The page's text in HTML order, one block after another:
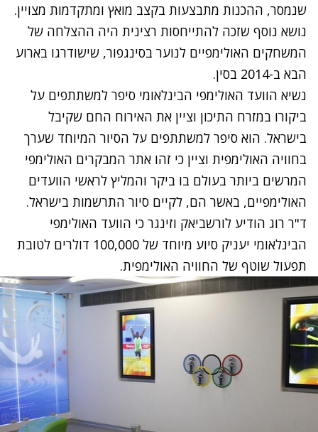
שנמסר, ההכנות מתבצעות בקצב מואץ ומתקדמות מצויין.
נושא נוסף שזכה להתייחסות רצינית היה ההצלחה של
המשחקים האולימפיים לנוער בסינגפור, שישודרגו בארוע
הבא ב-2014 בסין.
נשיא הוועד האולימפי הבינלאומי סיפר למשתתפים על
ביקורו במזרח התיכון וציין את האירוח החם שקיבל
בישראל. הוא סיפר למשתתפים על הסיור המיוחד שערך
בחוויה האולימפית וציין כי זהו אתר המבקרים האולימפי
המרשים ביותר בעולם בו ביקר והמליץ לראשי הוועדים
האולימפיים, באשר הם, לקיים סיור התרשמות בישראל.
ד"ר רוג הודיע לורשביאק וזינגר כי הוועד האולימפי
הבינלאומי יעניק סיוע מיוחד של 100,000 דולרים לטובת
תפעול שוטף של החוויה האולימפית.